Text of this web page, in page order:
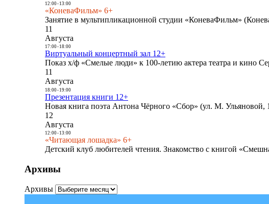
12:00- 13:00
«КоневаФильм» 6+
Занятие в мультипликационной студии «КоневаФильм»
11
Августа
17:00- 18:00
Виртуальный концертный зал 12+
Показ х/ф «Смелые люди» к 100-летию актера театра и кино
11
Августа
18:00- 19:00
Презентация книги 12+
Новая книга поэта Антона Чёрного «Сбор» (ул. М. Ульяновой,
12
Августа
12:00- 13:00
«Читающая лошадка» 6+
Детский клуб любителей чтения. Знакомство с книгой
Архивы
Архивы